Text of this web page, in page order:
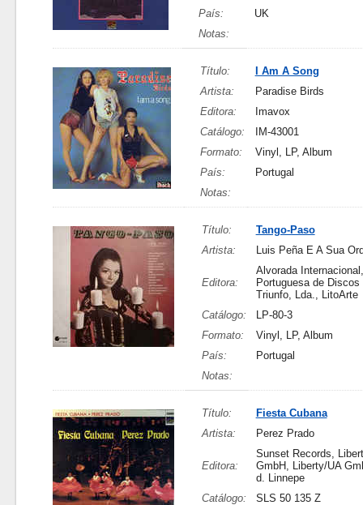
País:
UK
Notas:
Título:
I Am A Song
Artista:
Paradise Birds
Editora:
Imavox
Catálogo:
IM-43001
Formato:
Vinyl, LP, Album
País:
Portugal
Notas:
Título:
Tango-Paso
Artista:
Luis Peña E A Sua
Editora:
Alvorada
Portuguesa de Discos
Triunfo, Lda., LitoArte
Catálogo:
LP-80-3
Formato:
Vinyl, LP, Album
País:
Portugal
Notas:
Título:
Fiesta Cubana
Artista:
Perez Prado
Editora:
Sunset Records,
GmbH, Liberty/UA
d. Linnepe
Catálogo:
SLS 50 135 Z